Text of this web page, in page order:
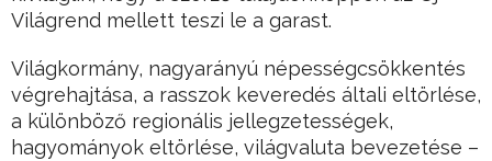
Világrend mellett teszi le a garast.
Világkormány, nagyarányú népességcsökkentés
végrehajtása, a rasszok keveredés általi eltörlése,
a különböző regionális jellegzetességek,
hagyományok eltörlése, világvaluta bevezetése –